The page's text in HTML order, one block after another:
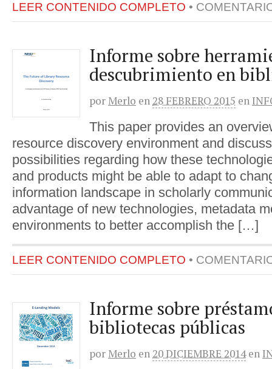
LEER CONTENIDO COMPLETO •
Informe sobre
descubrimiento en
por Merlo en 28 FEBRERO 2015 en
This paper provides an
resource discovery environment and
possibilities regarding how these
and products might be able to adapt to
information landscape in scholarly
advantage of new technologies, metadata
environments to better accomplish the […]
LEER CONTENIDO COMPLETO •
Informe sobre
bibliotecas públicas
por Merlo en 20 DICIEMBRE 2014 en